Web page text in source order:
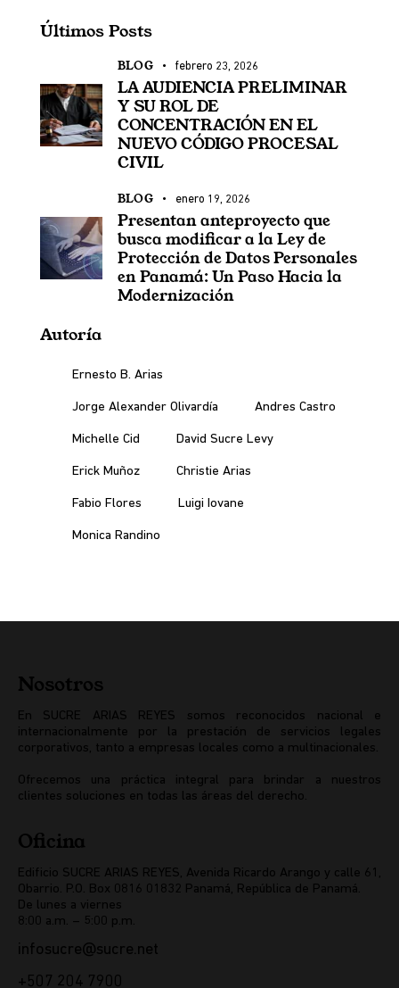
Últimos Posts
BLOG febrero 23, 2026
LA AUDIENCIA PRELIMINAR
Y SU ROL DE
CONCENTRACIÓN EN EL
NUEVO CÓDIGO PROCESAL
CIVIL
BLOG enero 19, 2026
Presentan anteproyecto que
busca modificar a la Ley de
Protección de Datos Personales
en Panamá: Un Paso Hacia la
Modernización
Autoría
Ernesto B. Arias
Jorge Alexander Olivardía Andres Castro
Michelle Cid David Sucre Levy
Erick Muñoz Christie Arias
Fabio Flores Luigi Iovane
Monica Randino
Nosotros
En SUCRE ARIAS REYES somos reconocidos nacional e
internacionalmente por la prestación de servicios legales
corporativos, tanto a empresas locales como a multinacionales.
Ofrecemos una práctica integral para brindar a nuestros
clientes soluciones en todas las áreas del derecho.
Oficina
Edificio SUCRE ARIAS REYES, Avenida Ricardo Arango y calle 61,
Obarrio. P.O. Box 0816 01832 Panamá, República de Panamá.
De lunes a viernes
8:00 a.m. – 5:00 p.m.
infosucre@sucre.net
+507 204 7900